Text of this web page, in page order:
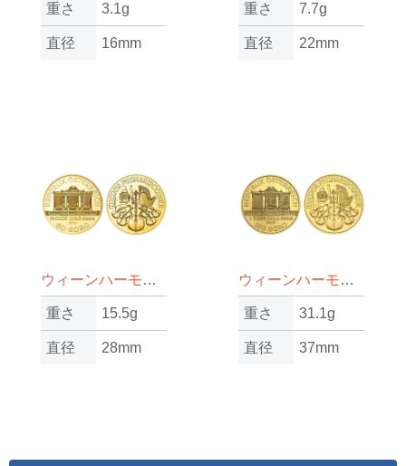
重さ 3.1g
直径 16mm
重さ 7.7g
直径 22mm
ウィーンハーモニー金貨1/2oz（オンス）
重さ 15.5g
直径 28mm
ウィーンハーモニー金貨1oz（オンス）
重さ 31.1g
直径 37mm